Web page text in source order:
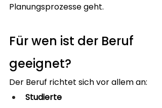
Planungsprozesse geht.
Für wen ist der Beruf
geeignet?
Der Beruf richtet sich vor allem an:
Studierte